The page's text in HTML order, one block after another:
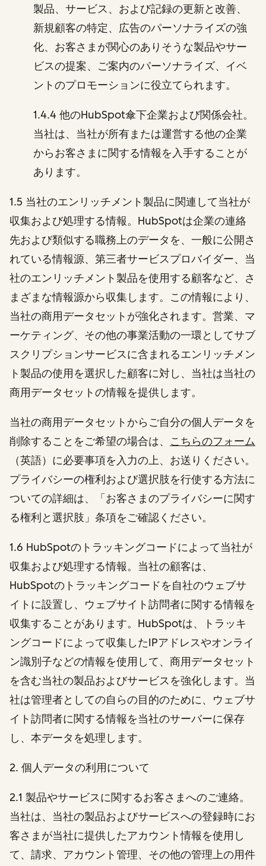
製品、サービス、および記録の更新と改善、
新規顧客の特定、広告のパーソナライズの強
化、お客さまが関心のありそうな製品やサー
ビスの提案、ご案内のパーソナライズ、イベ
ントのプロモーションに役立てられます。
1.4.4 他のHubSpot傘下企業および関係会社。
当社は、当社が所有または運営する他の企業
からお客さまに関する情報を入手することが
あります。
1.5 当社のエンリッチメント製品に関連して当社が
収集および処理する情報。HubSpotは企業の連絡
先および類似する職務上のデータを、一般に公開さ
れている情報源、第三者サービスプロバイダー、当
社のエンリッチメント製品を使用する顧客など、さ
まざまな情報源から収集します。この情報により、
当社の商用データセットが強化されます。営業、マ
ーケティング、その他の事業活動の一環としてサブ
スクリプションサービスに含まれるエンリッチメン
ト製品の使用を選択した顧客に対し、当社は当社の
商用データセットの情報を提供します。
当社の商用データセットからご自分の個人データを
削除することをご希望の場合は、 こちらのフォーム
（英語）に必要事項を入力の上、お送りください。
プライバシーの権利および選択肢を行使する方法に
ついての詳細は、「お客さまのプライバシーに関す
る権利と選択肢」条項をご確認ください。
1.6 HubSpotのトラッキングコードによって当社が
収集および処理する情報。当社の顧客は、
HubSpotのトラッキングコードを自社のウェブサ
イトに設置し、ウェブサイト訪問者に関する情報を
収集することがあります。HubSpotは、トラッキ
ングコードによって収集したIPアドレスやオンライ
ン識別子などの情報を使用して、商用データセット
を含む当社の製品およびサービスを強化します。当
社は管理者としての自らの目的のために、ウェブサ
イト訪問者に関する情報を当社のサーバーに保存
し、本データを処理します。
2. 個人データの利用について
2.1 製品やサービスに関するお客さまへのご連絡。
当社は、当社の製品およびサービスへの登録時にお
客さまが当社に提供したアカウント情報を使用し
て、請求、アカウント管理、その他の管理上の用件